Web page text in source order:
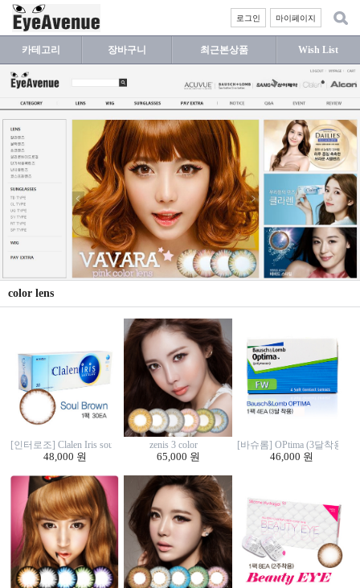
마이페이지
로그인
카테고리 장바구니 최근본상품 Wish List
color lens
[인터로조] Clalen Iris soul brown (30EA)
48,000 원
zenis 3 color
65,000 원
[바슈롬] OPtima (3달착용
46,000 원